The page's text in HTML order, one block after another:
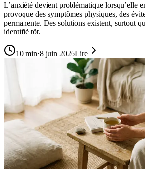
L’anxiété devient problématique lorsqu’elle
provoque des symptômes physiques, des
permanente. Des solutions existent, surtout
identifié tôt.
10 min·8 juin 2026Lire